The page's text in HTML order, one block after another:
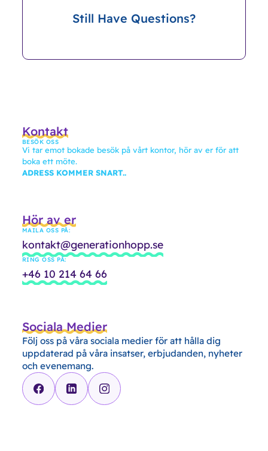
Still Have Questions?
Kontakt
BESÖK OSS
Vi tar emot bokade besök på vårt kontor, hör av er för att
boka ett möte.
ADRESS KOMMER SNART..
Hör av er
MAILA OSS PÅ:
kontakt@generationhopp.se
RING OSS PÅ:
+46 10 214 64 66
Sociala Medier
Följ oss på våra sociala medier för att hålla dig
uppdaterad på våra insatser, erbjudanden, nyheter
och evenemang.